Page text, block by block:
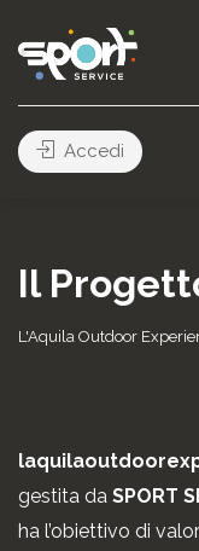
Accedi
Il
L'Aquila Outdoor
gestita da SPORT
ha l’obiettivo di